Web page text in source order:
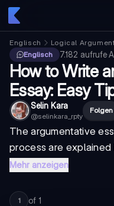
Englisch Logical
Englisch
7.182 aufrufe·
How to Write
Essay: Easy
Selin Kara
@selinkara_rpty
Folgen
Theargumentative
process are explained
Mehr anzeigen
1 of 1